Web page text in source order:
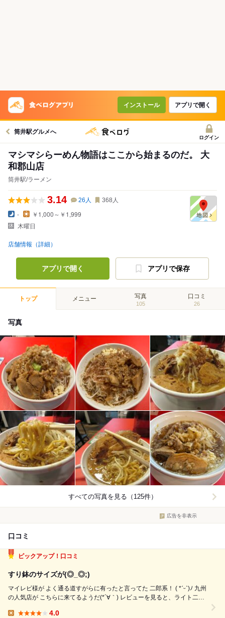
インストール アプリで開く
筒井駅グルメへ
ログイン
マシマシらーめん物語はここから始まるのだ。 大
和郡山店
筒井駅/ラーメン
3.14 26 人 368 人
-
￥1,000～￥1,999
木曜日
店舗情報（詳細）
アプリで開く アプリで保存
トップ メニュー 写真
105
口コミ
26
写真
すべての写真を見る（125件）
広告を非表示
口コミ
ピックアップ！口コミ
すり鉢のサイズが(◎_◎;)
マイレビ様が よく通る道すがらに有ったと言ってた 二郎系！ ( *ˊᵕˋ)ﾉ 九州
の人気店が こちらに来てるようだ(*´∀｀) レビューを見ると、ライト二
4.0